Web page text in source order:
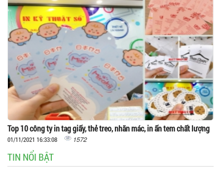
Top 10 công ty in tag giấy, thẻ treo, nhãn mác, in ấn tem chất lượng
01/11/2021 16:33:08 1572
TIN NỔI BẬT